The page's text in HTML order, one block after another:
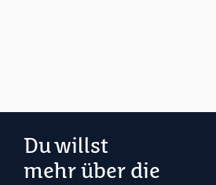
Du willst
mehr über die